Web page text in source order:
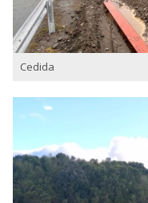
Cedida